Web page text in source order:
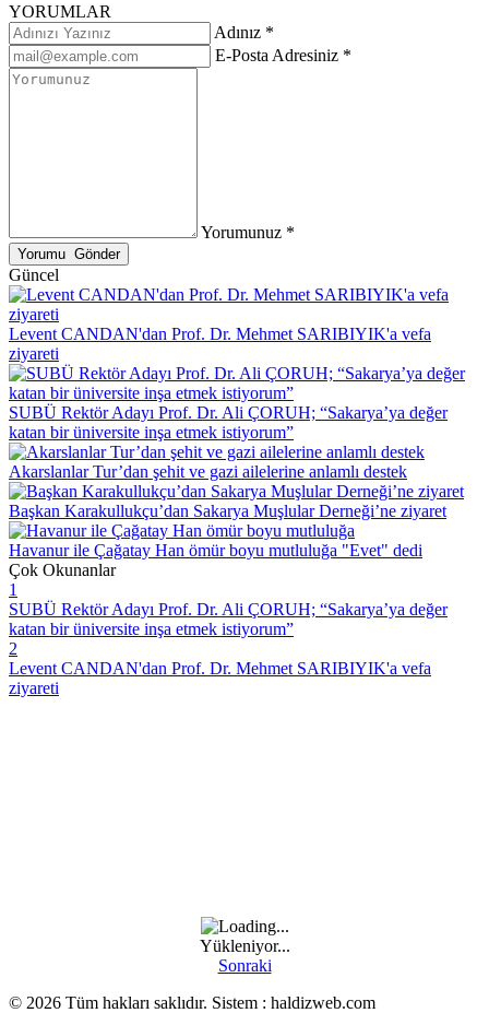
YORUMLAR
Adınız *
E-Posta Adresiniz *
Yorumunuz *
Güncel
Levent CANDAN'dan Prof. Dr. Mehmet SARIBIYIK'a vefa
ziyareti
SUBÜ Rektör Adayı Prof. Dr. Ali ÇORUH; “Sakarya’ya değer
katan bir üniversite inşa etmek istiyorum”
Akarslanlar Tur’dan şehit ve gazi ailelerine anlamlı destek
Başkan Karakullukçu’dan Sakarya Muşlular Derneği’ne ziyaret
Havanur ile Çağatay Han ömür boyu mutluluğa "Evet" dedi
Çok Okunanlar
1
SUBÜ Rektör Adayı Prof. Dr. Ali ÇORUH; “Sakarya’ya değer
katan bir üniversite inşa etmek istiyorum”
2
Levent CANDAN'dan Prof. Dr. Mehmet SARIBIYIK'a vefa
ziyareti
Yükleniyor...
Sonraki
© 2026 Tüm hakları saklıdır. Sistem : haldizweb.com